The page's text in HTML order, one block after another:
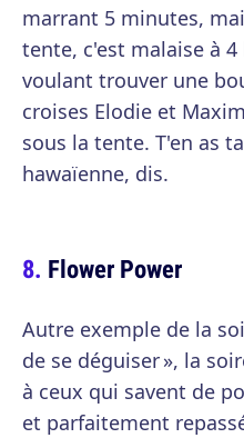
marrant 5 minutes,
tente, c'est malaise à
voulant trouver une
croises Elodie et
sous la tente. T'en as
hawaïenne, dis.
Flower Power
Autre exemple de la
de se déguiser », la
à ceux qui savent de
et parfaitement